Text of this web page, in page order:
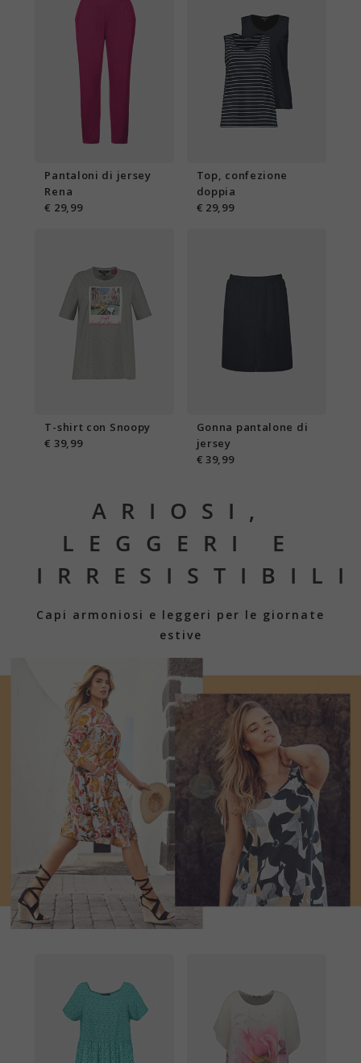
Pantaloni di jersey
Rena
€ 29,99
Top, confezione
doppia
€ 29,99
T-shirt con Snoopy
€ 39,99
Gonna pantalone di
jersey
€ 39,99
ARIOSI,
LEGGERI E
IRRESISTIBILI
Capi armoniosi e leggeri per le giornate
estive